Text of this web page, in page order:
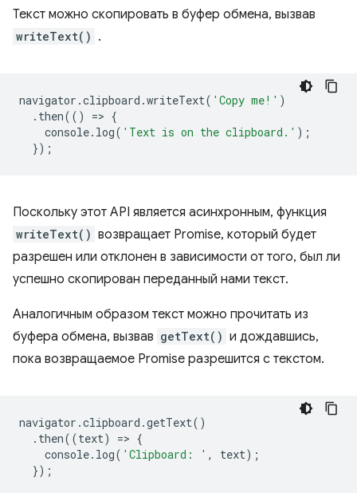
Текст можно скопировать в буфер обмена, вызвав
writeText() .
navigator .clipboard .writeText( 'Copy me!' )
. then(() => {
console. log( 'Text is on the clipboard.' );
});
Поскольку этот API является асинхронным, функция
writeText() возвращает Promise, который будет
разрешен или отклонен в зависимости от того, был ли
успешно скопирован переданный нами текст.
Аналогичным образом текст можно прочитать из
буфера обмена, вызвав getText() и дождавшись,
пока возвращаемое Promise разрешится с текстом.
navigator .clipboard .getText()
. then((text) => {
console. log( 'Clipboard: ' , text);
});